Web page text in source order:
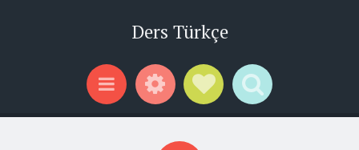
Ders Türkçe
Menu WidgetsSocial Links
Search